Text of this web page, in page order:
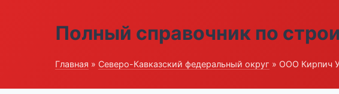
Полный справочник по
Главная » Северо-Кавказский федеральный округ » ООО Кирпич